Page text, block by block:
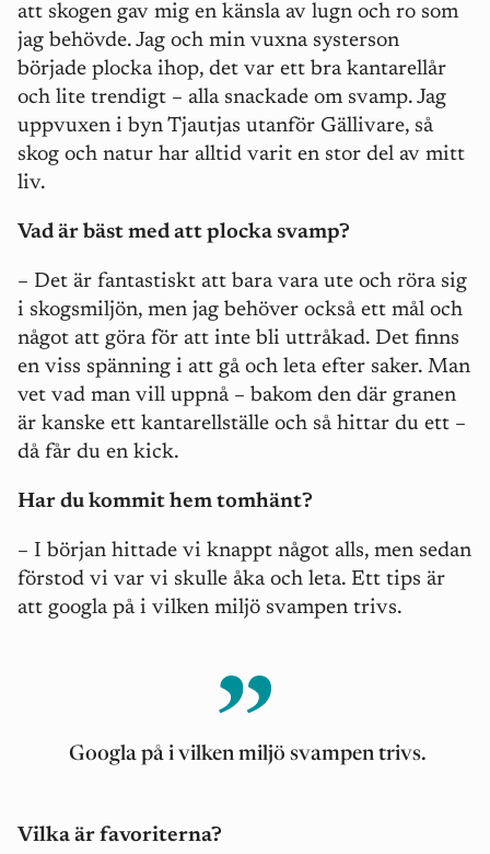
att skogen gav mig en känsla av lugn och ro som
jag behövde. Jag och min vuxna systerson
började plocka ihop, det var ett bra kantarellår
och lite trendigt – alla snackade om svamp. Jag
uppvuxen i byn Tjautjas utanför Gällivare, så
skog och natur har alltid varit en stor del av mitt
liv.
Vad är bäst med att plocka svamp?
– Det är fantastiskt att bara vara ute och röra sig
i skogsmiljön, men jag behöver också ett mål och
något att göra för att inte bli uttråkad. Det finns
en viss spänning i att gå och leta efter saker. Man
vet vad man vill uppnå – bakom den där granen
är kanske ett kantarellställe och så hittar du ett –
då får du en kick.
Har du kommit hem tomhänt?
– I början hittade vi knappt något alls, men sedan
förstod vi var vi skulle åka och leta. Ett tips är
att googla på i vilken miljö svampen trivs.
Googla på i vilken miljö svampen trivs.
Vilka är favoriterna?